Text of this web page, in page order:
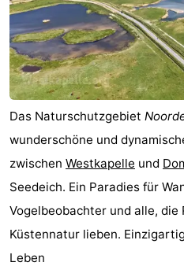
Das Naturschutzgebiet
wunderschöne und
zwischen Westkapelle und
Seedeich. Ein Paradies für
Vogelbeobachter und alle,
Küstennatur lieben.
Leben